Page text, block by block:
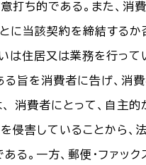
打ち的である。また、
に当該契約を締結する
は住居又は業務を行っ
旨を消費者に告げ、消
消費者にとって、自主
侵害していることから
る。一方、郵便・ファッ